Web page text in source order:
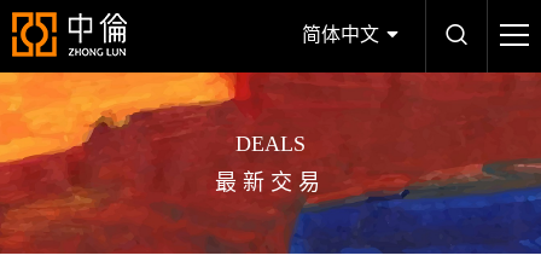
简体中文
DEALS
最新交易